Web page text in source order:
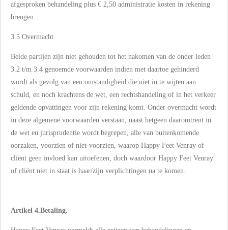
afgesproken behandeling plus € 2,50 administratie kosten in rekening
brengen.
3.5 Overmacht
Beide partijen zijn niet gehouden tot het nakomen van de onder leden
3.2 t/m 3.4 genoemde voorwaarden indien met daartoe gehinderd
wordt als gevolg van een omstandigheid die niet in te wijten aan
schuld, en noch krachtens de wet, een rechtshandeling of in het verkeer
geldende opvattingen voor zijn rekening komt. Onder overmacht wordt
in deze algemene voorwaarden verstaan, naast hetgeen daaromtrent in
de wet en jurisprudentie wordt begrepen, alle van buitenkomende
oorzaken, voorzien of niet-voorzien, waarop Happy Feet Venray of
cliënt geen invloed kan uitoefenen, doch waardoor Happy Feet Venray
of cliënt niet in staat is haar/zijn verplichtingen na te komen.
Artikel 4.Betaling.